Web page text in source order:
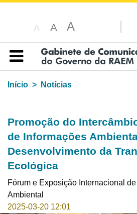
A A A
Índice
Início
Notícias
Promoção do
de Informações
Desenvolvimento da
Ecológica
Fórum e Exposição Internacional
Ambiental
2025-03-20 12:01